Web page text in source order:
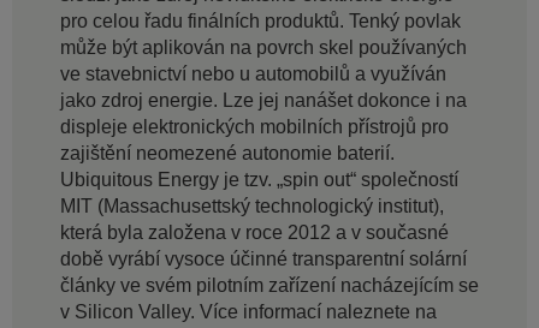
pro celou řadu finálních produktů. Tenký povlak
může být aplikován na povrch skel používaných
ve stavebnictví nebo u automobilů a využíván
jako zdroj energie. Lze jej nanášet dokonce i na
displeje elektronických mobilních přístrojů pro
zajištění neomezené autonomie baterií.
Ubiquitous Energy je tzv. „spin out“ společností
MIT (Massachusettský technologický institut),
která byla založena v roce 2012 a v současné
době vyrábí vysoce účinné transparentní solární
články ve svém pilotním zařízení nacházejícím se
v Silicon Valley. Více informací naleznete na